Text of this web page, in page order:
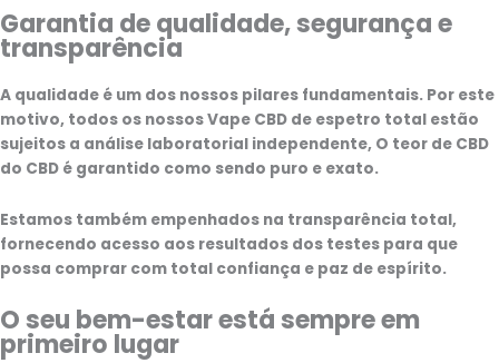
Garantia de qualidade, segurança e
transparência
A qualidade é um dos nossos pilares fundamentais. Por este
motivo, todos os nossosVape CBD de espetro total estão
sujeitos a análise laboratorial independente, O teor de CBD
do CBD é garantido como sendo puro e exato.
Estamos também empenhados na transparência total,
fornecendo acesso aos resultados dos testes para que
possa comprar com total confiança e paz de espírito.
O seu bem-estar está sempre em
primeiro lugar